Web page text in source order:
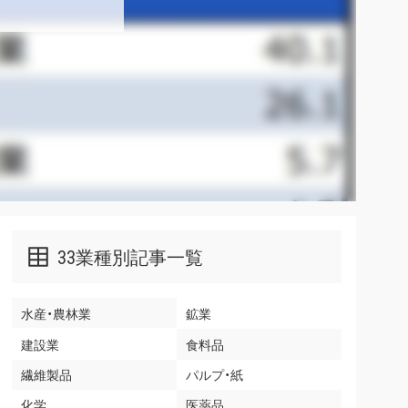
33業種別記事一覧
水産・農林業
鉱業
建設業
食料品
繊維製品
パルプ・紙